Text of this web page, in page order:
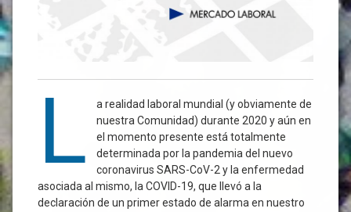
L
a realidad laboral mundial (y obviamente de
nuestra Comunidad) durante 2020 y aún en
el momento presente está totalmente
determinada por la pandemia del nuevo
coronavirus SARS-CoV-2 y la enfermedad
asociada al mismo, la COVID-19, que llevó a la
declaración de un primer estado de alarma en nuestro